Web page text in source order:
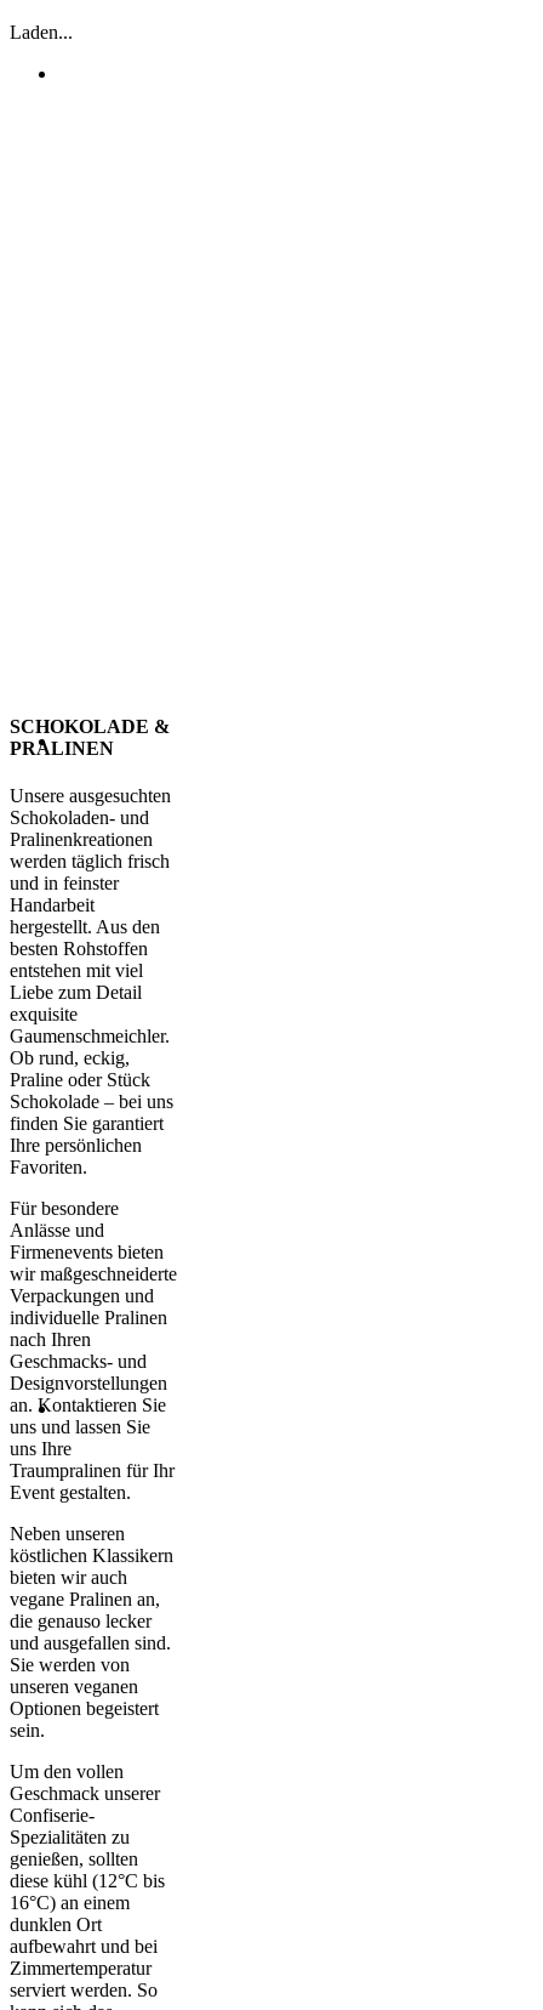
Laden...
SCHOKOLADE &
PRALINEN
Unsere ausgesuchten
Schokoladen- und
Pralinenkreationen
werden täglich frisch
und in feinster
Handarbeit
hergestellt. Aus den
besten Rohstoffen
entstehen mit viel
Liebe zum Detail
exquisite
Gaumenschmeichler.
Ob rund, eckig,
Praline oder Stück
Schokolade – bei uns
finden Sie garantiert
Ihre persönlichen
Favoriten.
Für besondere
Anlässe und
Firmenevents bieten
wir maßgeschneiderte
Verpackungen und
individuelle Pralinen
nach Ihren
Geschmacks- und
Designvorstellungen
an. Kontaktieren Sie
uns und lassen Sie
uns Ihre
Traumpralinen für Ihr
Event gestalten.
Neben unseren
köstlichen Klassikern
bieten wir auch
vegane Pralinen an,
die genauso lecker
und ausgefallen sind.
Sie werden von
unseren veganen
Optionen begeistert
sein.
Um den vollen
Geschmack unserer
Confiserie-
Spezialitäten zu
genießen, sollten
diese kühl (12°C bis
16°C) an einem
dunklen Ort
aufbewahrt und bei
Zimmertemperatur
serviert werden. So